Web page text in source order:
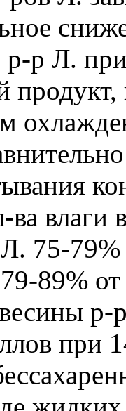
р Л.
ва
75-
89%
р-
при